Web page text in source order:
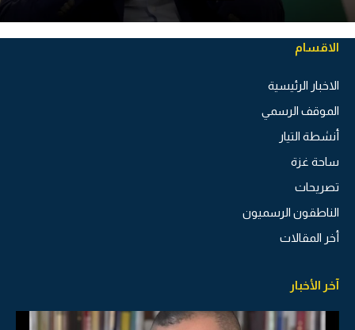
الاقسام
الاخبار الرئيسية
الموقف الرسمي
أنشطة التيار
ساحة غزة
تصريحات
الناطقون الرسميون
أخر المقالات
آخر الأخبار